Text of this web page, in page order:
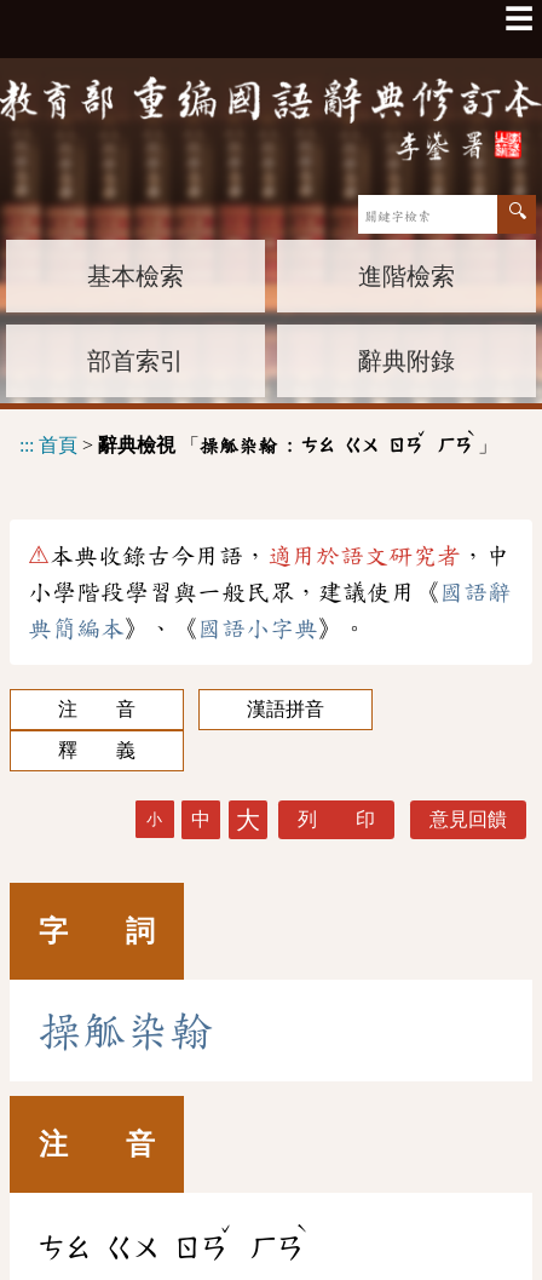
☰
基本檢索 進階檢索
部首索引 辭典附錄
::: 首頁 > 辭典檢視「 操觚染翰 : ㄘㄠ ㄍㄨ ㄖㄢ
ˇ
ㄏㄢ
ˋ
」
⚠本典收錄古今用語， 適用於語文研究者 ，中
小學階段學習與一般民眾，建議使用《 國語辭
典簡編本》、《 國語小字典》。
注 音
漢語拼音
釋 義
小 中 大 列 印 意見回饋
字 詞
操觚染翰
注 音
ㄘㄠ ㄍㄨ ㄖㄢ
ˇ
ㄏㄢ
ˋ